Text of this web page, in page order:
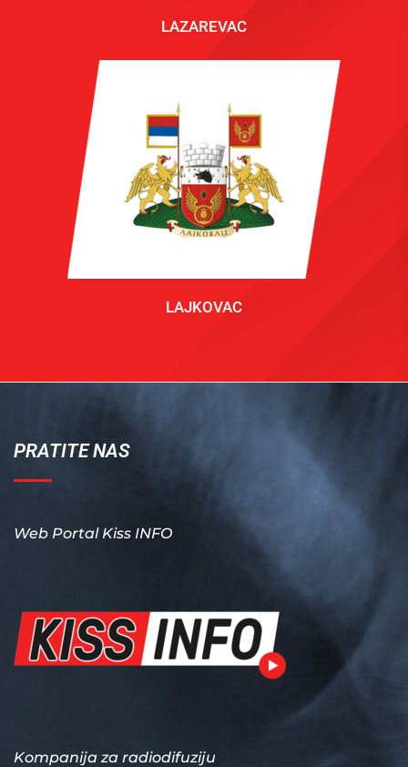
LAZAREVAC
LAJKOVAC
PRATITE NAS
Web Portal Kiss INFO
Kompanija za radiodifuziju